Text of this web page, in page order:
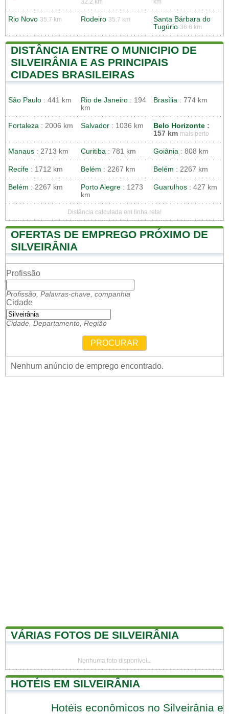
32.2 km
km
Rio Novo 35.7 km Rodeiro 35.7 km
Santa Bárbara do
Tugúrio 36.6 km
DISTÂNCIA ENTRE O MUNICIPIO DE
SILVEIRÂNIA E AS PRINCIPAIS
CIDADES BRASILEIRAS
São Paulo : 441 km Rio de Janeiro : 194
km
Brasília : 774 km
Fortaleza : 2006 km Salvador : 1036 km Belo Horizonte :
157 km mais perto
Manaus : 2713 km Curitiba : 781 km Goiânia : 808 km
Recife : 1712 km Belém : 2267 km Belém : 2267 km
Belém : 2267 km Porto Alegre : 1273
km
Guarulhos : 427 km
Distância calculada em linha reta!
OFERTAS DE EMPREGO PRÓXIMO DE
SILVEIRÂNIA
Profissão
Profissão, Palavras-chave, companhia
Cidade
Cidade, Departamento, Região
PROCURAR
Nenhum anúncio de emprego encontrado.
VÁRIAS FOTOS DE SILVEIRÂNIA
Nenhuma foto disponível...
HOTÉIS EM SILVEIRÂNIA
Hotéis econômicos no Silveirânia e